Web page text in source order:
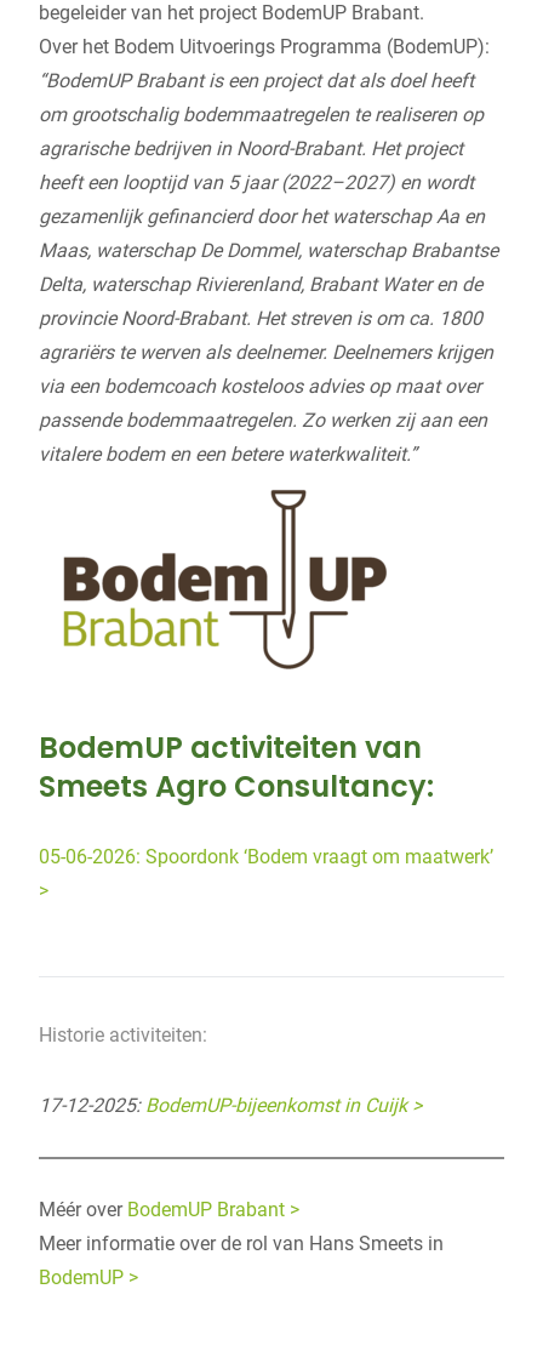
begeleider van het project BodemUP Brabant.
Over het Bodem Uitvoerings Programma (BodemUP):
“BodemUP Brabant is een project dat als doel heeft
om grootschalig bodemmaatregelen te realiseren op
agrarische bedrijven in Noord-Brabant. Het project
heeft een looptijd van 5 jaar (2022–2027) en wordt
gezamenlijk gefinancierd door het waterschap Aa en
Maas, waterschap De Dommel, waterschap Brabantse
Delta, waterschap Rivierenland, Brabant Water en de
provincie Noord-Brabant. Het streven is om ca. 1800
agrariërs te werven als deelnemer. Deelnemers krijgen
via een bodemcoach kosteloos advies op maat over
passende bodemmaatregelen. Zo werken zij aan een
vitalere bodem en een betere waterkwaliteit.”
BodemUP activiteiten van
Smeets Agro Consultancy:
05-06-2026: Spoordonk ‘Bodem vraagt om maatwerk’
>
Historie activiteiten:
17-12-2025: BodemUP-bijeenkomst in Cuijk >
Méér over BodemUP Brabant >
Meer informatie over de rol van Hans Smeets in
BodemUP >